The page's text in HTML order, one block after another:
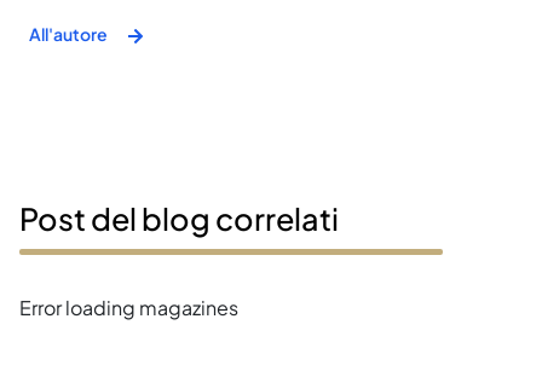
All'autore
Post del blog correlati
Error loading magazines